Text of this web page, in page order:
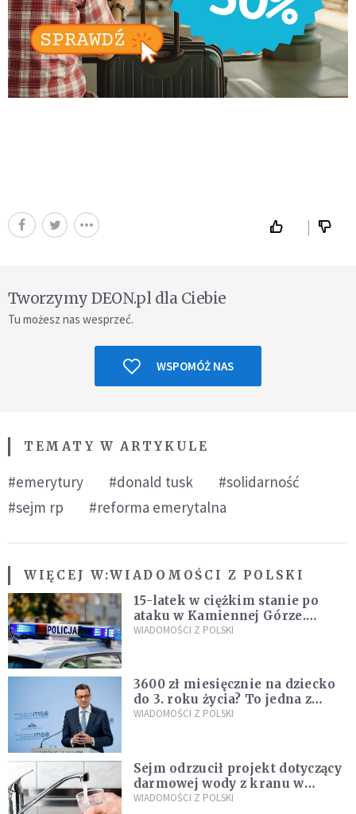
Tworzymy DEON.pl dla Ciebie
Tu możesz nas wesprzeć.
WSPOMÓŻ NAS
TEMATY W ARTYKULE
#emerytury #donald tusk
#solidarność
#sejm rp
#reforma emerytalna
WIĘCEJ W:WIADOMOŚCI Z POLSKI
15-latek w ciężkim stanie po
ataku w Kamiennej Górze.
Policja zatrzymała dwóch
WIADOMOŚCI Z POLSKI
3600 zł miesięcznie na dziecko
do 3. roku życia? To jedna z
propozycji programu "Rozwój
WIADOMOŚCI Z POLSKI
Sejm odrzucił projekt dotyczący
darmowej wody z kranu w
restauracjach
WIADOMOŚCI Z POLSKI